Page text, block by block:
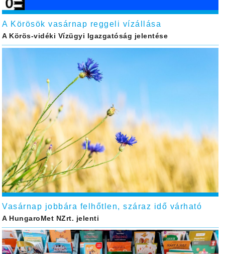
A Körösök vasárnap reggeli vízállása
A Körös-vidéki Vízügyi Igazgatóság jelentése
Vasárnap jobbára felhőtlen, száraz idő várható
A HungaroMet NZrt. jelenti